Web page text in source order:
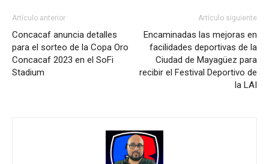
Artículo anterior
Concacaf anuncia detalles
para el sorteo de la Copa Oro
Concacaf 2023 en el SoFi
Stadium
Artículo siguiente
Encaminadas las mejoras en
facilidades deportivas de la
Ciudad de Mayagüez para
recibir el Festival Deportivo de
la LAI